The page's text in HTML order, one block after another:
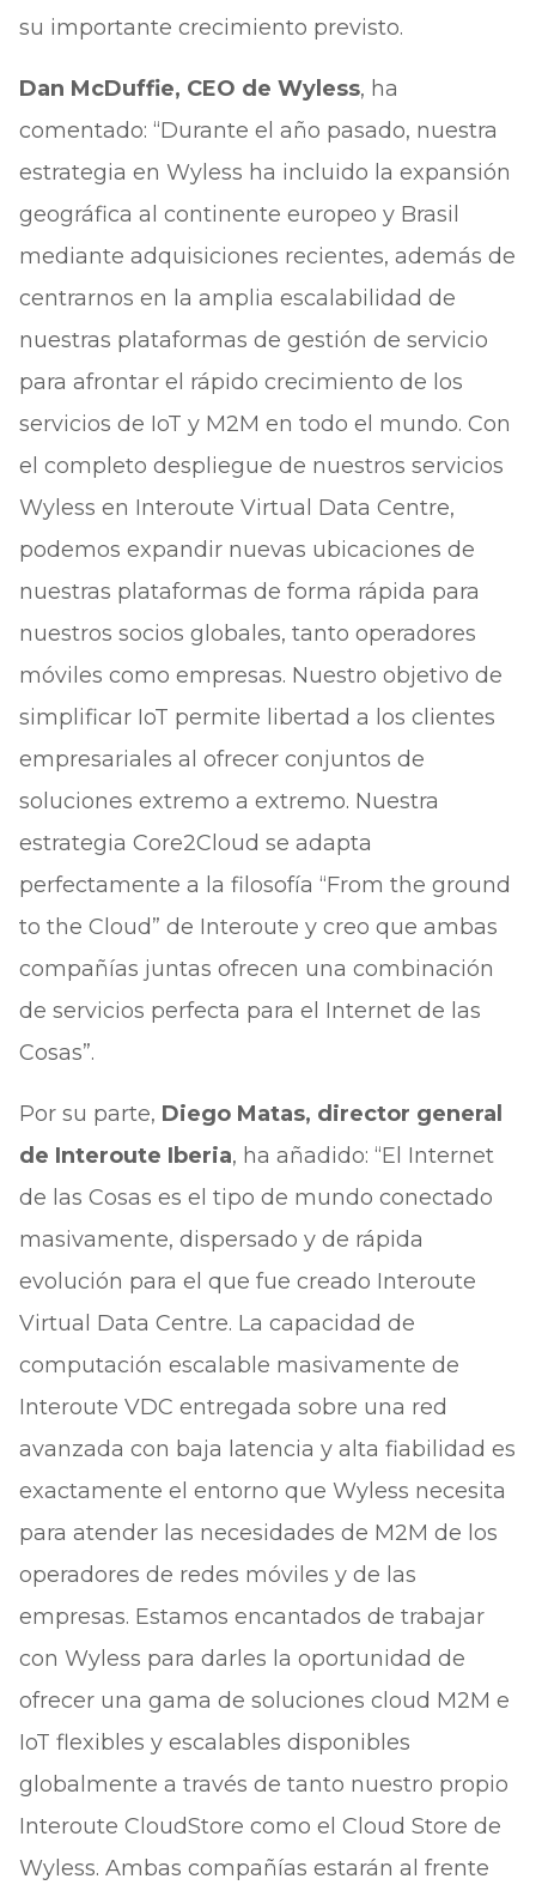
su importante crecimiento previsto.
Dan McDuffie, CEO de Wyless, ha
comentado: “Durante el año pasado, nuestra
estrategia en Wyless ha incluido la expansión
geográfica al continente europeo y Brasil
mediante adquisiciones recientes, además de
centrarnos en la amplia escalabilidad de
nuestras plataformas de gestión de servicio
para afrontar el rápido crecimiento de los
servicios de IoT y M2M en todo el mundo. Con
el completo despliegue de nuestros servicios
Wyless en Interoute Virtual Data Centre,
podemos expandir nuevas ubicaciones de
nuestras plataformas de forma rápida para
nuestros socios globales, tanto operadores
móviles como empresas. Nuestro objetivo de
simplificar IoT permite libertad a los clientes
empresariales al ofrecer conjuntos de
soluciones extremo a extremo. Nuestra
estrategia Core2Cloud se adapta
perfectamente a la filosofía “From the ground
to the Cloud” de Interoute y creo que ambas
compañías juntas ofrecen una combinación
de servicios perfecta para el Internet de las
Cosas”.
Por su parte, Diego Matas, director general
de Interoute Iberia, ha añadido: “El Internet
de las Cosas es el tipo de mundo conectado
masivamente, dispersado y de rápida
evolución para el que fue creado Interoute
Virtual Data Centre. La capacidad de
computación escalable masivamente de
Interoute VDC entregada sobre una red
avanzada con baja latencia y alta fiabilidad es
exactamente el entorno que Wyless necesita
para atender las necesidades de M2M de los
operadores de redes móviles y de las
empresas. Estamos encantados de trabajar
con Wyless para darles la oportunidad de
ofrecer una gama de soluciones cloud M2M e
IoT flexibles y escalables disponibles
globalmente a través de tanto nuestro propio
Interoute CloudStore como el Cloud Store de
Wyless. Ambas compañías estarán al frente